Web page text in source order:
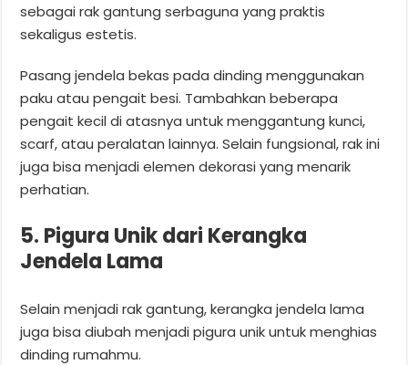
sebagai rak gantung serbaguna yang praktis
sekaligus estetis.
Pasang jendela bekas pada dinding menggunakan
paku atau pengait besi. Tambahkan beberapa
pengait kecil di atasnya untuk menggantung kunci,
scarf, atau peralatan lainnya. Selain fungsional, rak ini
juga bisa menjadi elemen dekorasi yang menarik
perhatian.
5. Pigura Unik dari Kerangka
Jendela Lama
Selain menjadi rak gantung, kerangka jendela lama
juga bisa diubah menjadi pigura unik untuk menghias
dinding rumahmu.